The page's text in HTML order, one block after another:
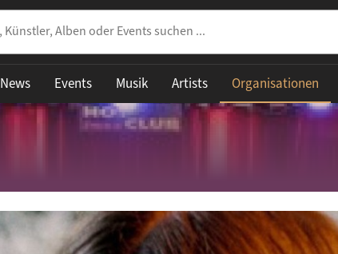
News Events Musik Artists Organisationen